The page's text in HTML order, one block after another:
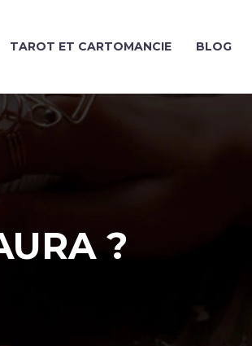
TAROT ET CARTOMANCIE BLOG
?